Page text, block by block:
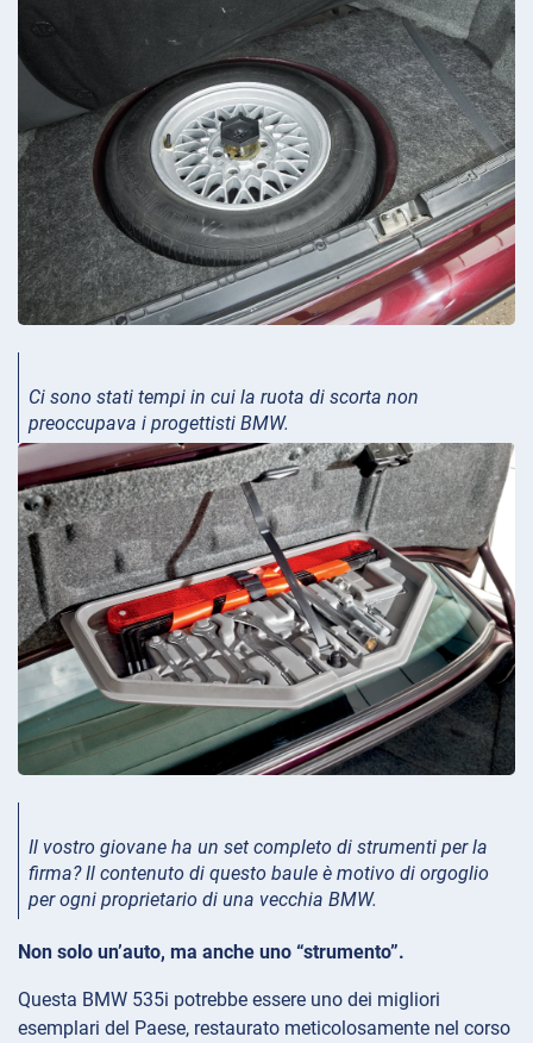
Ci sono stati tempi in cui la ruota di scorta non
preoccupava i progettisti BMW.
Il vostro giovane ha un set completo di strumenti per la
firma? Il contenuto di questo baule è motivo di orgoglio
per ogni proprietario di una vecchia BMW.
Non solo un’auto, ma anche uno “strumento”.
Questa BMW 535i potrebbe essere uno dei migliori
esemplari del Paese, restaurato meticolosamente nel corso